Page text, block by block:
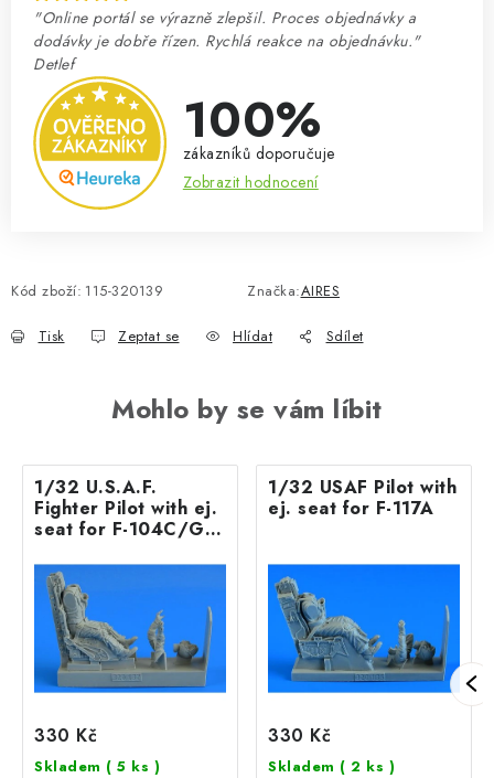
"Online portál se výrazně zlepšil. Proces objednávky a
dodávky je dobře řízen. Rychlá reakce na objednávku."
Detlef
100%
zákazníků doporučuje
Zobrazit hodnocení
Kód zboží: 115-320139 Značka:AIRES
Tisk Zeptat se Hlídat Sdílet
Mohlo by se vám líbit
1/32 U.S.A.F.
Fighter Pilot with ej.
seat for F-104C/G
seat)
330 Kč
Skladem ( 5 ks )
1/32 USAF Pilot with
ej. seat for F-117A
330 Kč
Skladem ( 2 ks )